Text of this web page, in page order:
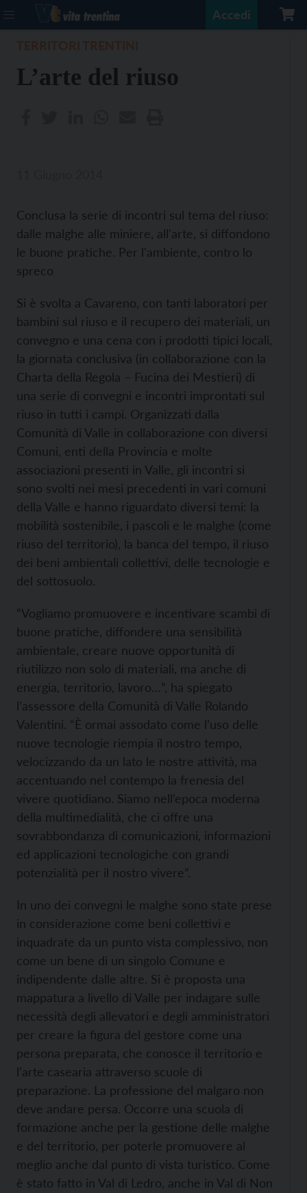
Accedi
L’arte del riuso
Conclusa la serie di incontri sul tema del riuso:
dalle malghe alle miniere, all'arte, si diffondono
le buone pratiche. Per l'ambiente, contro lo
spreco
Si è svolta a Cavareno, con tanti laboratori per
bambini sul riuso e il recupero dei materiali, un
convegno e una cena con i prodotti tipici locali,
la giornata conclusiva (in collaborazione con la
Charta della Regola – Fucina dei Mestieri) di
una serie di convegni e incontri improntati sul
riuso in tutti i campi. Organizzati dalla
Comunità di Valle in collaborazione con diversi
Comuni, enti della Provincia e molte
associazioni presenti in Valle, gli incontri si
sono svolti nei mesi precedenti in vari comuni
della Valle e hanno riguardato diversi temi: la
mobilità sostenibile, i pascoli e le malghe (come
riuso del territorio), la banca del tempo, il riuso
dei beni ambientali collettivi, delle tecnologie e
del sottosuolo.
“Vogliamo promuovere e incentivare scambi di
buone pratiche, diffondere una sensibilità
ambientale, creare nuove opportunità di
riutilizzo non solo di materiali, ma anche di
energia, territorio, lavoro…”, ha spiegato
l’assessore della Comunità di Valle Rolando
Valentini. “È ormai assodato come l’uso delle
nuove tecnologie riempia il nostro tempo,
velocizzando da un lato le nostre attività, ma
accentuando nel contempo la frenesia del
vivere quotidiano. Siamo nell’epoca moderna
della multimedialità, che ci offre una
sovrabbondanza di comunicazioni, informazioni
ed applicazioni tecnologiche con grandi
potenzialità per il nostro vivere”.
In uno dei convegni le malghe sono state prese
in considerazione come beni collettivi e
inquadrate da un punto vista complessivo, non
come un bene di un singolo Comune e
indipendente dalle altre. Si è proposta una
mappatura a livello di Valle per indagare sulle
necessità degli allevatori e degli amministratori
per creare la figura del gestore come una
persona preparata, che conosce il territorio e
l’arte casearia attraverso scuole di
preparazione. La professione del malgaro non
deve andare persa. Occorre una scuola di
formazione anche per la gestione delle malghe
e del territorio, per poterle promuovere al
meglio anche dal punto di vista turistico. Come
è stato fatto in Val di Ledro, anche in Val di Non